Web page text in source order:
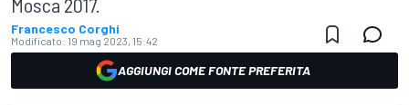
Francesco Corghi
Modificato: 19 mag 2023, 15:42
AGGIUNGI COME FONTE PREFERITA